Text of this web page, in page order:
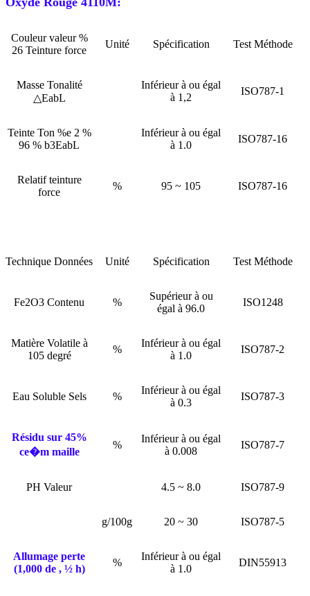
Couleur valeur %
26 Teinture force
Unité Spécification Test Méthode
Masse Tonalité
△EabL
Inférieur à ou égal
à 1,2
ISO787-1
Teinte Ton %e 2 %
96 % b3EabL
Inférieur à ou égal
à 1.0
ISO787-16
Relatif teinture
force
% 95 ~ 105 ISO787-16
Technique Données Unité Spécification Test Méthode
Fe2O3 Contenu %
Supérieur à ou
égal à 96.0
ISO1248
Matière Volatile à
105 degré
%
Inférieur à ou égal
à 1.0
ISO787-2
Eau Soluble Sels %
Inférieur à ou égal
à 0.3
ISO787-3
Résidu sur 45%
ce�m maille
%
Inférieur à ou égal
à 0.008
ISO787-7
PH Valeur 4.5 ~ 8.0 ISO787-9
g/100g 20 ~ 30 ISO787-5
Allumage perte
(1,000 de , ½ h)
%
Inférieur à ou égal
à 1.0
DIN55913